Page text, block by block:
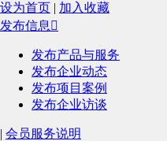
设为首页 | 加入收藏
发布信息 
发布产品与服务
发布企业动态
发布项目案例
发布企业访谈
| 会员服务说明